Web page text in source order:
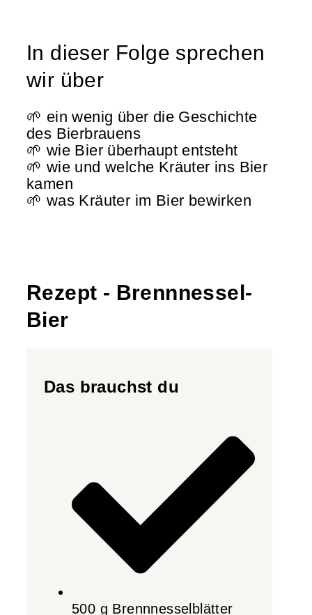
In dieser Folge sprechen
wir über
🌱 ein wenig über die Geschichte
des Bierbrauens
🌱 wie Bier überhaupt entsteht
🌱 wie und welche Kräuter ins Bier
kamen
🌱 was Kräuter im Bier bewirken
Rezept - Brennnessel-
Bier
Das brauchst du
500 g Brennnesselblätter